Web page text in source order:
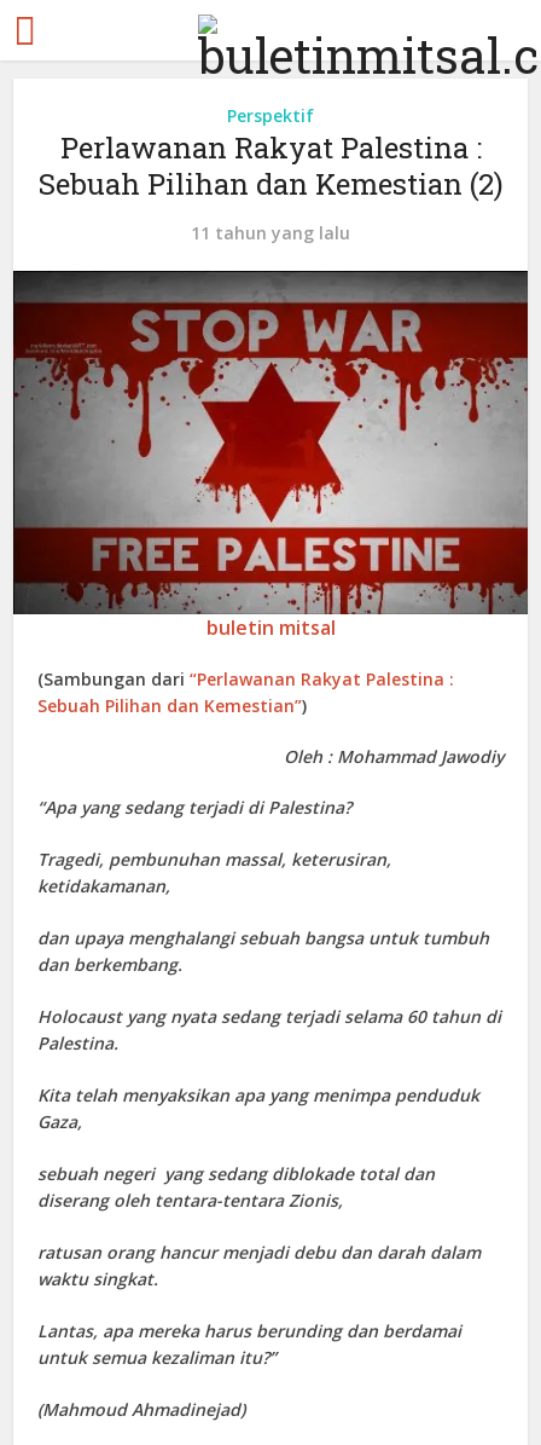
Perspektif
Perlawanan Rakyat Palestina :
Sebuah Pilihan dan Kemestian (2)
11 tahun yang lalu
buletin mitsal
(Sambungan dari“Perlawanan Rakyat Palestina :
Sebuah Pilihan dan Kemestian”)
Oleh : Mohammad Jawodiy
“Apa yang sedang terjadi di Palestina?
Tragedi, pembunuhan massal, keterusiran,
ketidakamanan,
dan upaya menghalangi sebuah bangsa untuk tumbuh
dan berkembang.
Holocaust yang nyata sedang terjadi selama 60 tahun di
Palestina.
Kita telah menyaksikan apa yang menimpa penduduk
Gaza,
sebuah negeri yang sedang diblokade total dan
diserang oleh tentara-tentara Zionis,
ratusan orang hancur menjadi debu dan darah dalam
waktu singkat.
Lantas, apa mereka harus berunding dan berdamai
untuk semua kezaliman itu?”
(Mahmoud Ahmadinejad)